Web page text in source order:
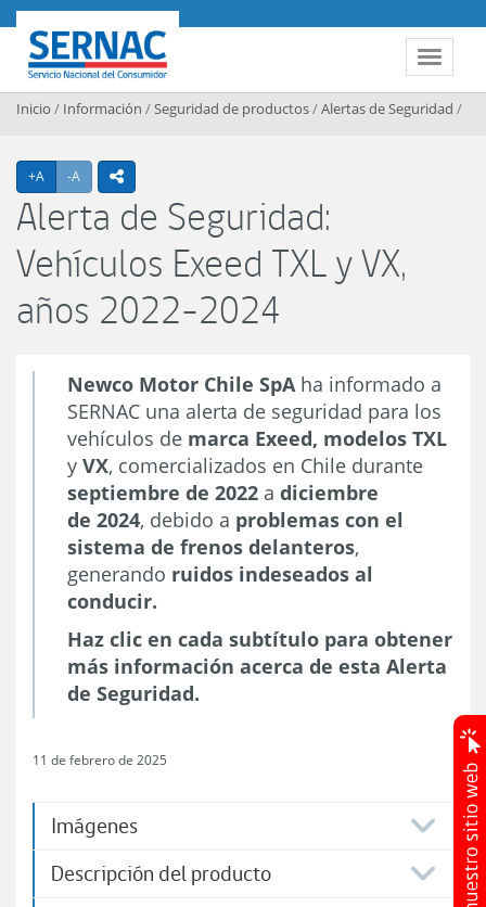
Contenido principal
Toggle
SERNAC
Inicio / Información /Seguridad de productos/Alertas de Seguridad /
+A Agrandar texto
-A Achicar textoicono compartir
Alerta de Seguridad:
Vehículos Exeed TXL y VX,
años 2022-2024
Newco Motor Chile SpA ha informado a
SERNAC una alerta de seguridad para los
vehículos de marca Exeed, modelos TXL
y VX, comercializados en Chile durante
septiembre de 2022 a diciembre
de 2024, debido a problemas con el
sistema de frenos delanteros,
generando ruidos indeseados al
conducir.
Haz clic en cada subtítulo para obtener
más información acerca de esta Alerta
de Seguridad.
11 de febrero de 2025
Imágenes
Descripción del producto